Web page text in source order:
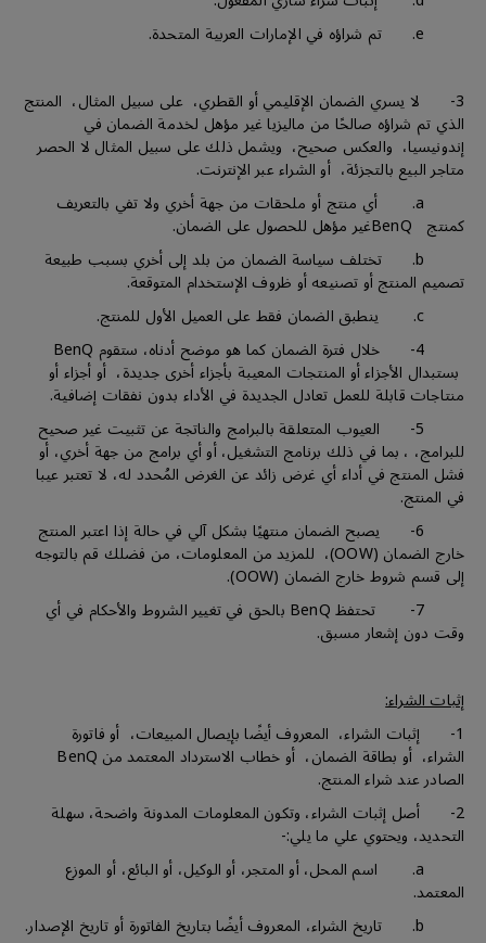
3- لا يسري الضمان الإقليمي أو القطري، على سبيل المثال، المنتج
الذي تم شراؤه صالحًا من ماليزيا غير مؤهل لخدمة الضمان في
إندونيسيا، والعكس صحيح، ويشمل ذلك على سبيل المثال لا الحصر
متاجر البيع بالتجزئة، أو الشراء عبر الإنترنت.
a. أي منتج أو ملحقات من جهة أخري ولا تفي بالتعريف
كمنتج BenQغير مؤهل للحصول على الضمان.
b. تختلف سياسة الضمان من بلد إلى أخري بسبب طبيعة
تصميم المنتج أو تصنيعه أو ظروف الإستخدام المتوقعة.
4- خلال فترة الضمان كما هو موضح أدناه، ستقوم BenQ
بستبدال الأجزاء أو المنتجات المعيبة بأجزاء أخرى جديدة، أو أجزاء أو
منتاجات قابلة للعمل تعادل الجديدة في الأداء بدون نفقات إضافية.
5- العيوب المتعلقة بالبرامج والناتجة عن تثبيت غير صحيح
للبرامج، ، بما في ذلك برنامج التشغيل، أو أي برامج من جهة أخري، أو
فشل المنتج في أداء أي غرض زائد عن الغرض المُحدد له، لا تعتبر عيبا
في المنتج.
6- يصبح الضمان منتهيًا بشكل آلي في حالة إذا اعتبر المنتج
خارج الضمان (OOW)، للمزيد من المعلومات، من فضلك قم بالتوجه
إلى قسم شروط خارج الضمان (OOW).
7- تحتفظ BenQ بالحق في تغيير الشروط والأحكام في أي
وقت دون إشعار مسبق.
إثبات الشراء:
1- إثبات الشراء، المعروف أيضًا بإيصال المبيعات، أو فاتورة
الشراء، أو بطاقة الضمان، أو خطاب الاسترداد المعتمد من BenQ
الصادر عند شراء المنتج.
2- أصل إثبات الشراء، وتكون المعلومات المدونة واضحة، سهلة
التحديد، ويحتوي علي ما يلي:-
a. اسم المحل، أو المتجر، أو الوكيل، أو البائع، أو الموزع
المعتمد.